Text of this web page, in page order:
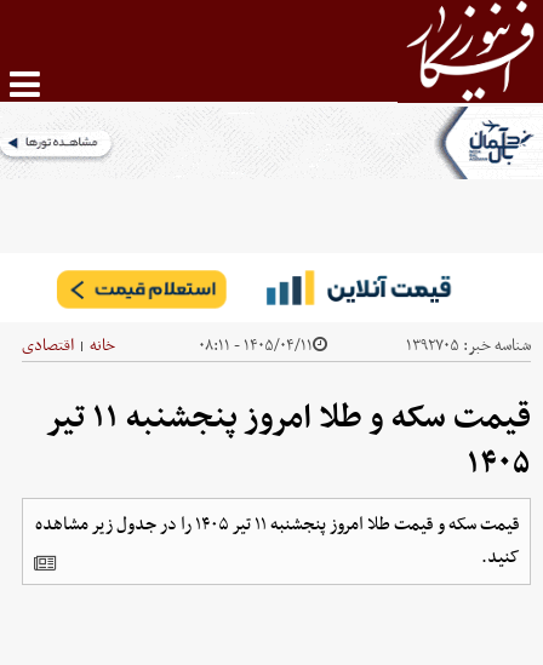
شناسه خبر: ۱۳۹۲۷۰۵ ۱۴۰۵/۰۴/۱۱ - ۰۸:۱۱ خانه | اقتصادی
قیمت سکه و طلا امروز پنجشنبه ۱۱ تیر
۱۴۰۵
قیمت سکه و قیمت طلا امروز پنجشنبه ۱۱ تیر ۱۴۰۵ را در جدول زیر مشاهده
کنید.